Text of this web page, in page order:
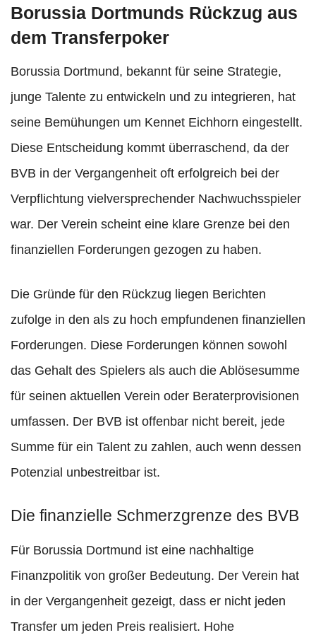
Borussia Dortmunds Rückzug aus
dem Transferpoker
Borussia Dortmund, bekannt für seine Strategie,
junge Talente zu entwickeln und zu integrieren, hat
seine Bemühungen um Kennet Eichhorn eingestellt.
Diese Entscheidung kommt überraschend, da der
BVB in der Vergangenheit oft erfolgreich bei der
Verpflichtung vielversprechender Nachwuchsspieler
war. Der Verein scheint eine klare Grenze bei den
finanziellen Forderungen gezogen zu haben.
Die Gründe für den Rückzug liegen Berichten
zufolge in den als zu hoch empfundenen finanziellen
Forderungen. Diese Forderungen können sowohl
das Gehalt des Spielers als auch die Ablösesumme
für seinen aktuellen Verein oder Beraterprovisionen
umfassen. Der BVB ist offenbar nicht bereit, jede
Summe für ein Talent zu zahlen, auch wenn dessen
Potenzial unbestreitbar ist.
Die finanzielle Schmerzgrenze des BVB
Für Borussia Dortmund ist eine nachhaltige
Finanzpolitik von großer Bedeutung. Der Verein hat
in der Vergangenheit gezeigt, dass er nicht jeden
Transfer um jeden Preis realisiert. Hohe